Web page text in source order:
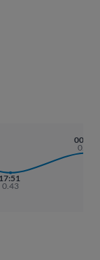
17:51
0.43
00:16
0.86